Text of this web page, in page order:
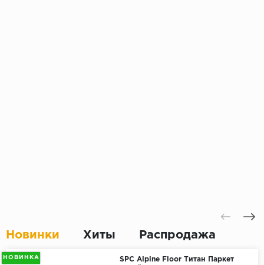
Новинки Хиты Распродажа
НОВИНКА
SPC Alpine Floor Титан Паркет